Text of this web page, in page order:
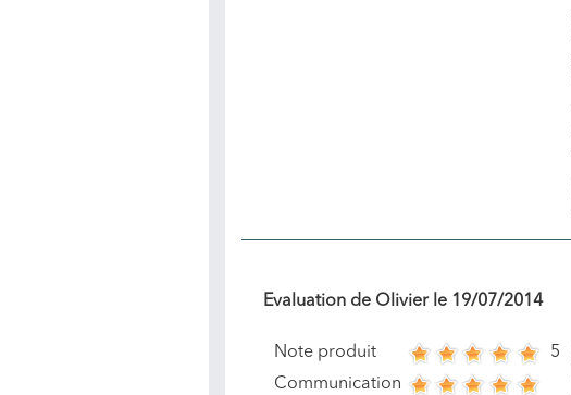
Evaluation de Olivierle 19/07/2014
Note produit
5
Communication